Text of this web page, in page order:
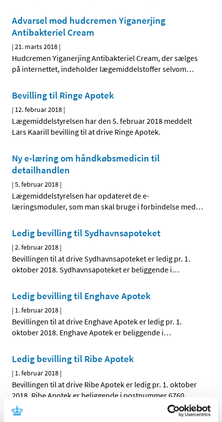
Advarsel mod hudcremen Yiganerjing
Antibakteriel Cream
|21. marts 2018 |
Hudcremen Yiganerjing Antibakteriel Cream, der sælges
på internettet, indeholder lægemiddelstoffer selvom…
Bevilling til Ringe Apotek
| 12. februar 2018 |
Lægemiddelstyrelsen har den 5. februar 2018 meddelt
Lars Kaarill bevilling til at drive Ringe Apotek.
Ny e-læring om håndkøbsmedicin til
detailhandlen
|5. februar 2018 |
Lægemiddelstyrelsen har opdateret de e-
læringsmoduler, som man skal bruge i forbindelse med…
Ledig bevilling til Sydhavnsapoteket
|2. februar 2018 |
Bevillingen til at drive Sydhavnsapoteket er ledig pr. 1.
oktober 2018. Sydhavnsapoteket er beliggende i…
Ledig bevilling til Enghave Apotek
| 1. februar 2018 |
Bevillingen til at drive Enghave Apotek er ledig pr. 1.
oktober 2018. Enghave Apotek er beliggende i…
Ledig bevilling til Ribe Apotek
| 1. februar 2018 |
Bevillingen til at drive Ribe Apotek er ledig pr. 1. oktober
2018. Ribe Apotek er beliggende i postnummer 6760.